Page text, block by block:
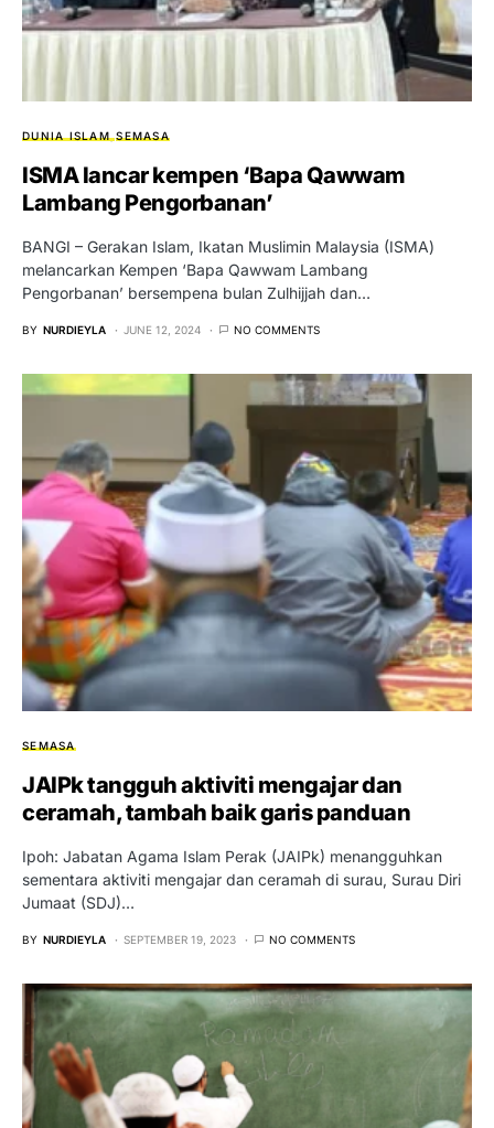
DUNIA ISLAM SEMASA
ISMA lancar kempen ‘Bapa Qawwam
Lambang Pengorbanan’
BANGI – Gerakan Islam, Ikatan Muslimin Malaysia (ISMA)
melancarkan Kempen ‘Bapa Qawwam Lambang
Pengorbanan’ bersempena bulan Zulhijjah dan…
BY NURDIEYLA JUNE 12, 2024 NO COMMENTS
SEMASA
JAIPk tangguh aktiviti mengajar dan
ceramah, tambah baik garis panduan
Ipoh: Jabatan Agama Islam Perak (JAIPk) menangguhkan
sementara aktiviti mengajar dan ceramah di surau, Surau Diri
Jumaat (SDJ)…
BY NURDIEYLA SEPTEMBER 19, 2023 NO COMMENTS